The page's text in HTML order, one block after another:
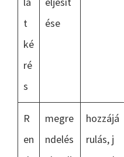
t
ké
ré
s
ése
R
en
megre
ndelés
hozzájá
rulás, j